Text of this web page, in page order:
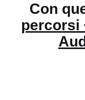
Con
percorsi